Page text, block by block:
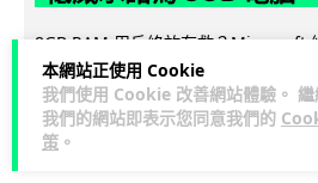
本網站正使用 Cookie
我們使用 Cookie 改善網站體驗。 繼
我們的網站即表示您同意我們的
策 。
8GB RAM 用戶終於有救？Microsoft
11「太食 RAM」！💥 有測試顯示，
經... 閱讀全文
317